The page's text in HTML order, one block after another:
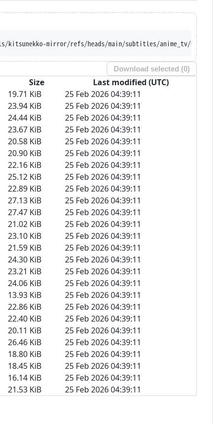
anime_tv/
Download selected (0)
Size
Last modified (UTC)
19.71 KiB
25 Feb 2026 04:39:11
23.94 KiB
25 Feb 2026 04:39:11
24.44 KiB
25 Feb 2026 04:39:11
23.67 KiB
25 Feb 2026 04:39:11
20.58 KiB
25 Feb 2026 04:39:11
20.90 KiB
25 Feb 2026 04:39:11
22.16 KiB
25 Feb 2026 04:39:11
25.12 KiB
25 Feb 2026 04:39:11
22.89 KiB
25 Feb 2026 04:39:11
27.13 KiB
25 Feb 2026 04:39:11
27.47 KiB
25 Feb 2026 04:39:11
21.02 KiB
25 Feb 2026 04:39:11
23.10 KiB
25 Feb 2026 04:39:11
21.59 KiB
25 Feb 2026 04:39:11
24.30 KiB
25 Feb 2026 04:39:11
23.21 KiB
25 Feb 2026 04:39:11
24.06 KiB
25 Feb 2026 04:39:11
13.93 KiB
25 Feb 2026 04:39:11
22.86 KiB
25 Feb 2026 04:39:11
22.40 KiB
25 Feb 2026 04:39:11
20.11 KiB
25 Feb 2026 04:39:11
26.46 KiB
25 Feb 2026 04:39:11
18.80 KiB
25 Feb 2026 04:39:11
18.45 KiB
25 Feb 2026 04:39:11
16.14 KiB
25 Feb 2026 04:39:11
21.53 KiB 25 Feb 2026 04:39:11